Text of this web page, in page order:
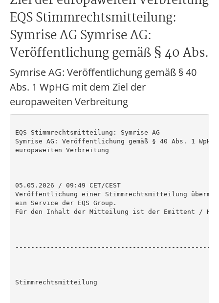
EQS Stimmrechtsmitteilung:
Symrise AG Symrise AG:
Veröffentlichung gemäß § 40 Abs.
Symrise AG: Veröffentlichung gemäß § 40
Abs. 1 WpHG mit dem Ziel der
europaweiten Verbreitung
EQS Stimmrechtsmitteilung: Symrise AG
Symrise AG: Veröffentlichung gemäß § 40 Abs. 1
europaweiten Verbreitung
05.05.2026 / 09:49 CET/CEST
Veröffentlichung einer Stimmrechtsmitteilung
ein Service der EQS Group.
Für den Inhalt der Mitteilung ist der Emittent /
Stimmrechtsmitteilung